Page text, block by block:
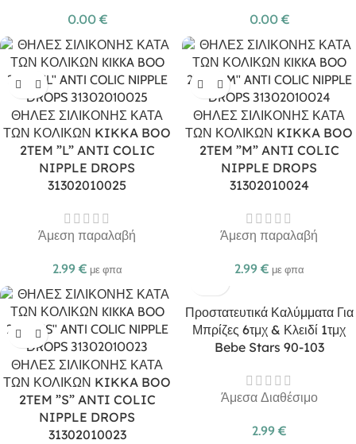
0.00 € 0.00 €
ΘΗΛΕΣ ΣΙΛΙΚΟΝΗΣ ΚΑΤΑ
ΤΩΝ ΚΟΛΙΚΩΝ KIKKA BOO
2TEM ”L” ANTI COLIC
NIPPLE DROPS
31302010025
Άμεση παραλαβή
2.99 € με φπα
ΘΗΛΕΣ ΣΙΛΙΚΟΝΗΣ ΚΑΤΑ
ΤΩΝ ΚΟΛΙΚΩΝ KIKKA BOO
2TEM ”M” ANTI COLIC
NIPPLE DROPS
31302010024
Άμεση παραλαβή
2.99 € με φπα
ΘΗΛΕΣ ΣΙΛΙΚΟΝΗΣ ΚΑΤΑ
ΤΩΝ ΚΟΛΙΚΩΝ KIKKA BOO
2TEM ”S” ANTI COLIC
NIPPLE DROPS
31302010023
Προστατευτικά Καλύμματα Για
Μπρίζες 6τμχ & Κλειδί 1τμχ
Bebe Stars 90-103
Άμεσα Διαθέσιμο
2.99 €